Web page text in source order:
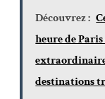
Découvrez :
heure de
destinations